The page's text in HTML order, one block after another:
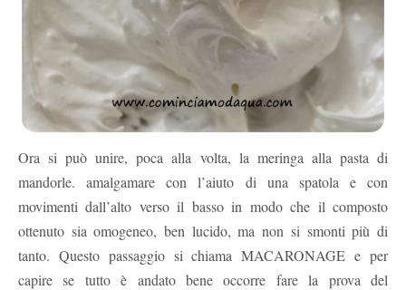
Ora si può unire, poca alla volta, la meringa alla pasta di
mandorle. amalgamare con l’aiuto di una spatola e con
movimenti dall’alto verso il basso in modo che il composto
ottenuto sia omogeneo, ben lucido, ma non si smonti più di
tanto. Questo passaggio si chiama MACARONAGE e per
capire se tutto è andato bene occorre fare la prova del